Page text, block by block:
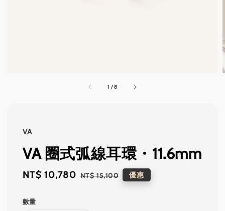
1 /8
VA
VA 圈式弧線耳環・11.6mm
Sale
NT$ 10,780 Regular
NT$ 15,100 優惠
數量